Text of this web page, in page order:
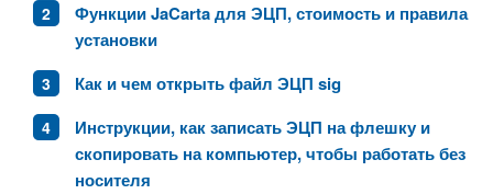
Функции JaCarta для ЭЦП, стоимость и правила
установки
Как и чем открыть файл ЭЦП sig
Инструкции, как записать ЭЦП на флешку и
скопировать на компьютер, чтобы работать без
носителя